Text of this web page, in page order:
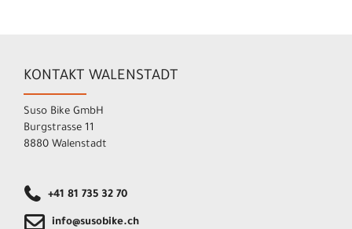
KONTAKT WALENSTADT
Suso Bike GmbH
Burgstrasse 11
8880 Walenstadt
+41 81 735 32 70
info@susobike.ch